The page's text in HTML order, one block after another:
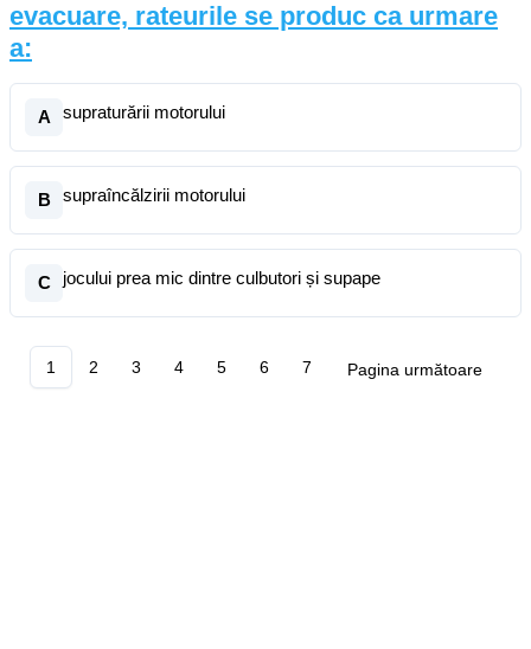
evacuare, rateurile se produc ca urmare
a:
A supraturării motorului
B supraîncălzirii motorului
C jocului prea mic dintre culbutori și supape
1 2 3 4 5 6 7 Pagina următoare